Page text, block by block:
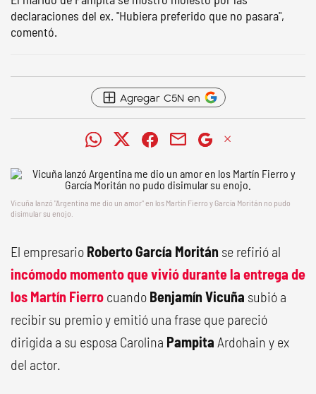
declaraciones del ex. "Hubiera preferido que no pasara",
comentó.
Agregar C5N en
Vicuña lanzó "Argentina me dio un amor" en los Martín Fierro y García Moritán no pudo
disimular su enojo.
El empresario Roberto García Moritán se refirió al
incómodo momento que vivió durante la entrega de
los Martín Fierro cuando Benjamín Vicuña subió a
recibir su premio y emitió una frase que pareció
dirigida a su esposa Carolina Pampita Ardohain y ex
del actor.